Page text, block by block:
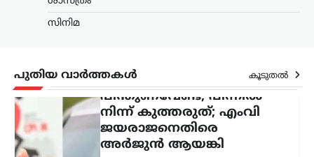
സിനിമ
പുതിയ വാർത്തകൾ കൂടുതൽ
ട്രെൻഡിംഗ് ലേറ്റസ്റ്റ് ന്യൂസ്
ഉപഭോക്താക്കൾ
ആത്മവിശ്വാസത്തോടെ
E20 പെട്രോൾ
ഉപയോഗിക്കുന്നത്